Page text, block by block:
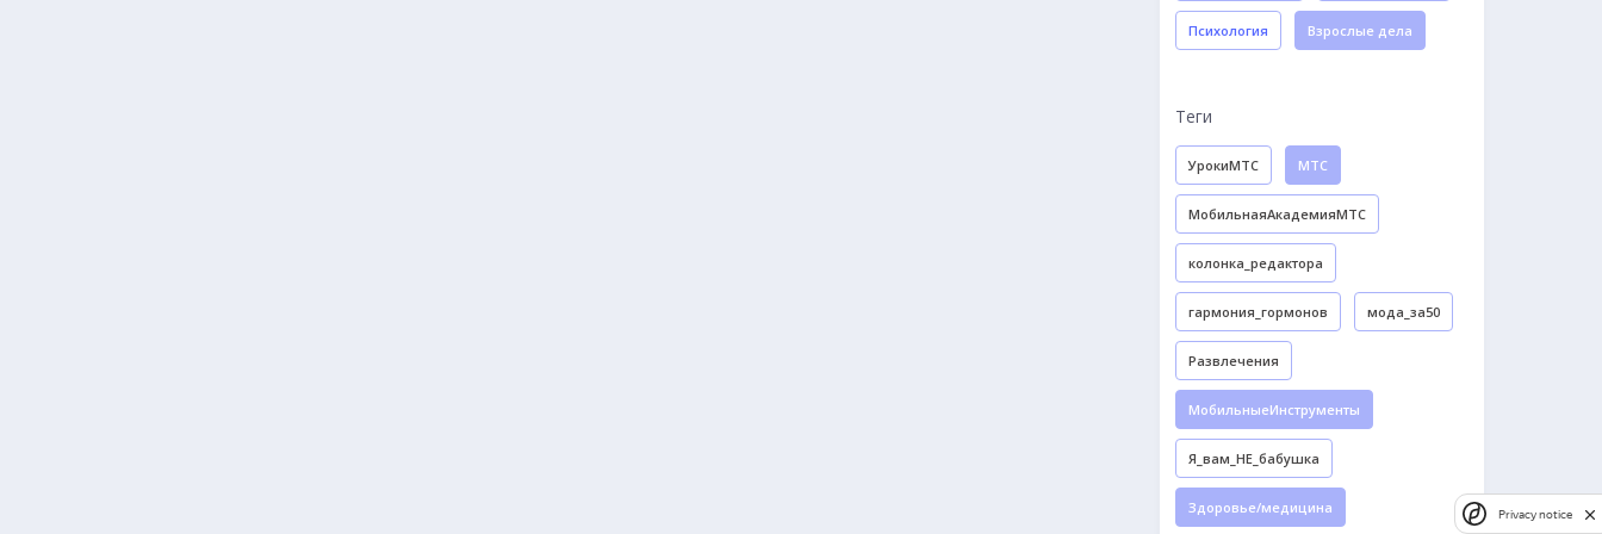
Психология Взрослые дела
Теги
УрокиМТС МТС
МобильнаяАкадемияМТС
колонка_редактора
гармония_гормонов мода_за50
Развлечения
МобильныеИнструменты
Я_вам_НЕ_бабушка
Здоровье/медицина Privacy notice